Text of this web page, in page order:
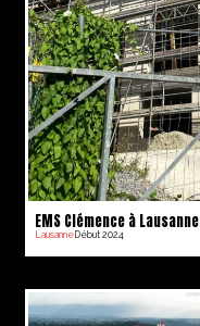
EMS Clémence à Lausanne
LausanneDébut 2024